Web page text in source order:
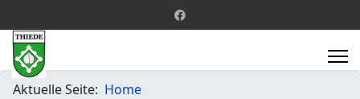
Aktuelle Seite: Home